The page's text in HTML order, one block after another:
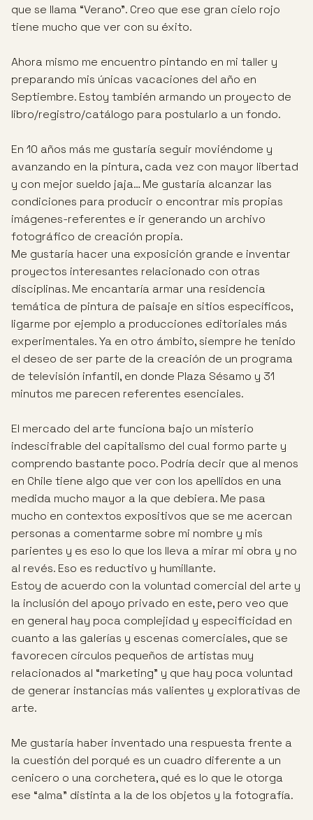
que se llama “Verano”. Creo que ese gran cielo rojo
tiene mucho que ver con su éxito.
Ahora mismo me encuentro pintando en mi taller y
preparando mis únicas vacaciones del año en
Septiembre. Estoy también armando un proyecto de
libro/registro/catálogo para postularlo a un fondo.
En 10 años más me gustaría seguir moviéndome y
avanzando en la pintura, cada vez con mayor libertad
y con mejor sueldo jaja… Me gustaría alcanzar las
condiciones para producir o encontrar mis propias
imágenes-referentes e ir generando un archivo
fotográfico de creación propia.
Me gustaría hacer una exposición grande e inventar
proyectos interesantes relacionado con otras
disciplinas. Me encantaría armar una residencia
temática de pintura de paisaje en sitios específicos,
ligarme por ejemplo a producciones editoriales más
experimentales. Ya en otro ámbito, siempre he tenido
el deseo de ser parte de la creación de un programa
de televisión infantil, en donde Plaza Sésamo y 31
minutos me parecen referentes esenciales.
El mercado del arte funciona bajo un misterio
indescifrable del capitalismo del cual formo parte y
comprendo bastante poco. Podría decir que al menos
en Chile tiene algo que ver con los apellidos en una
medida mucho mayor a la que debiera. Me pasa
mucho en contextos expositivos que se me acercan
personas a comentarme sobre mi nombre y mis
parientes y es eso lo que los lleva a mirar mi obra y no
al revés. Eso es reductivo y humillante.
Estoy de acuerdo con la voluntad comercial del arte y
la inclusión del apoyo privado en este, pero veo que
en general hay poca complejidad y especificidad en
cuanto a las galerías y escenas comerciales, que se
favorecen círculos pequeños de artistas muy
relacionados al “marketing” y que hay poca voluntad
de generar instancias más valientes y explorativas de
arte.
Me gustaría haber inventado una respuesta frente a
la cuestión del porqué es un cuadro diferente a un
cenicero o una corchetera, qué es lo que le otorga
ese “alma” distinta a la de los objetos y la fotografía.